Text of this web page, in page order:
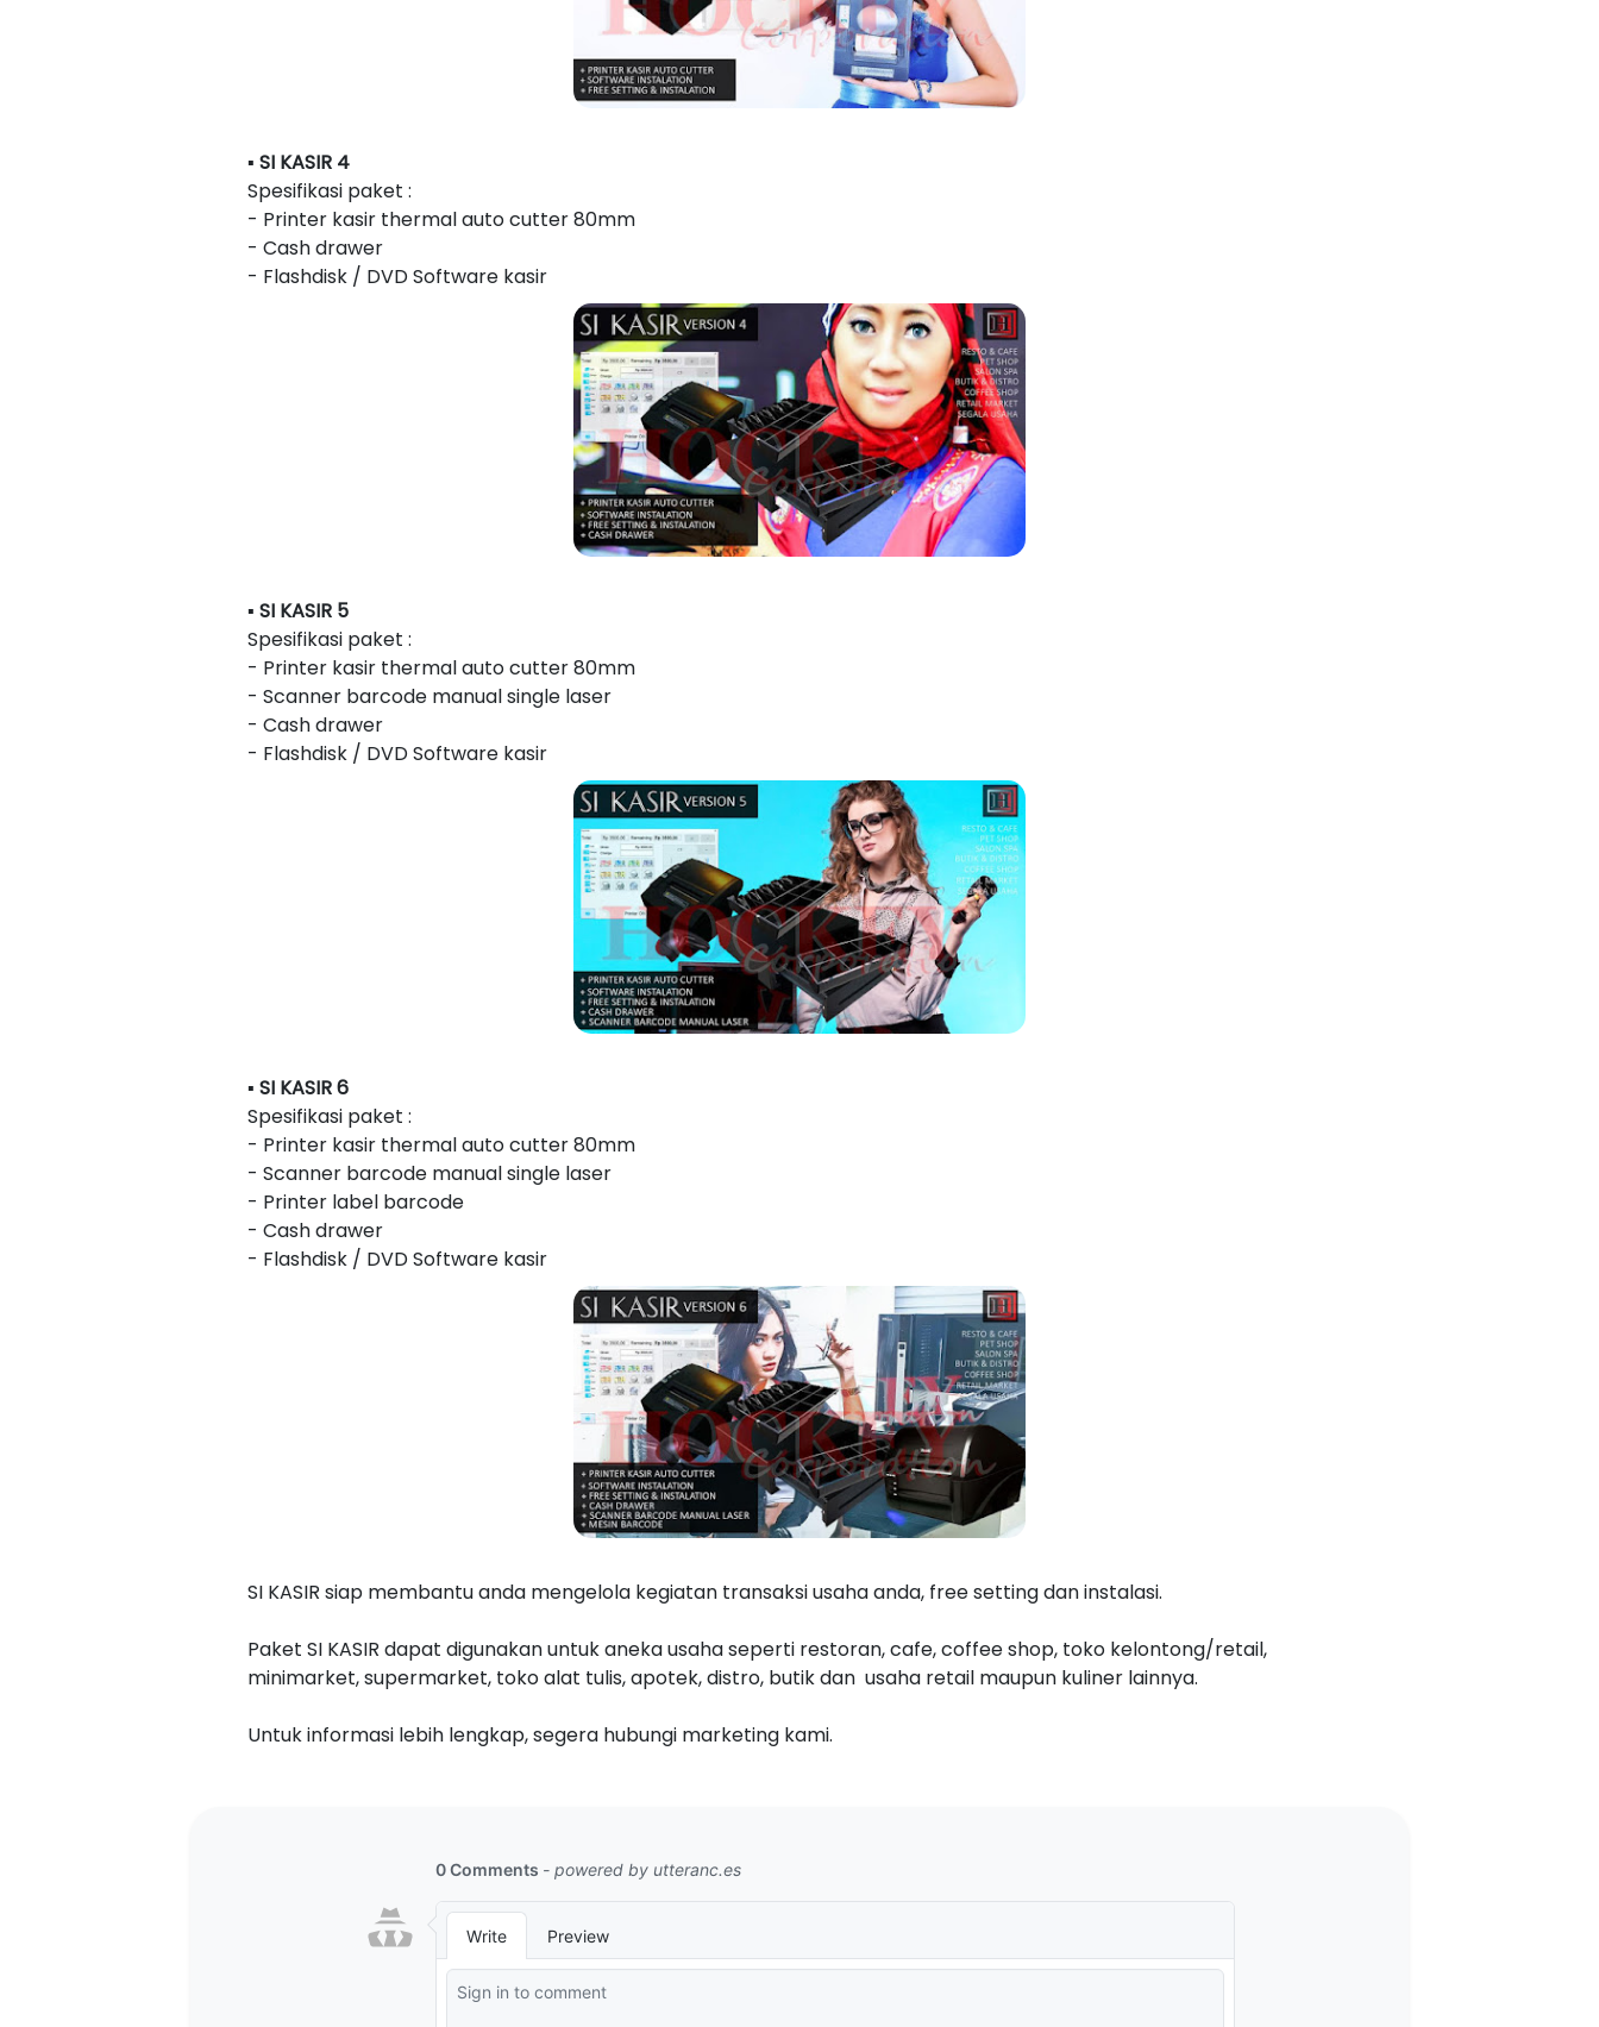
▪ SI KASIR 4
Spesifikasi paket :
- Printer kasir thermal auto cutter 80mm
- Cash drawer
- Flashdisk / DVD Software kasir
▪ SI KASIR 5
Spesifikasi paket :
- Printer kasir thermal auto cutter 80mm
- Scanner barcode manual single laser
- Cash drawer
- Flashdisk / DVD Software kasir
▪ SI KASIR 6
Spesifikasi paket :
- Printer kasir thermal auto cutter 80mm
- Scanner barcode manual single laser
- Printer label barcode
- Cash drawer
- Flashdisk / DVD Software kasir
SI KASIR siap membantu anda mengelola kegiatan transaksi usaha anda, free setting dan instalasi.
Paket SI KASIR dapat digunakan untuk aneka usaha seperti restoran, cafe, coffee shop, toko kelontong/retail,
minimarket, supermarket, toko alat tulis, apotek, distro, butik dan usaha retail maupun kuliner lainnya.
Untuk informasi lebih lengkap, segera hubungi marketing kami.